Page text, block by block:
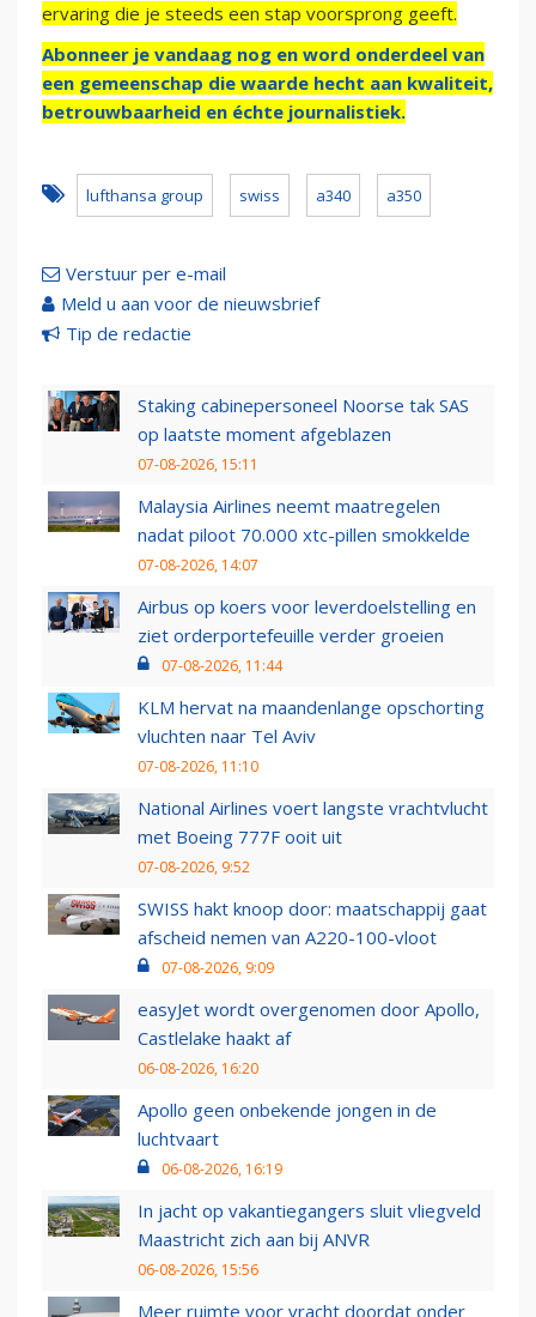
ervaring die je steeds een stap voorsprong geeft.
Abonneer je vandaag nog en word onderdeel van
een gemeenschap die waarde hecht aan kwaliteit,
betrouwbaarheid en échte journalistiek.
lufthansa group swiss a340 a350
Verstuur per e-mail
Meld u aan voor de nieuwsbrief
Tip de redactie
Staking cabinepersoneel Noorse tak SAS
op laatste moment afgeblazen
07-08-2026, 15:11
Malaysia Airlines neemt maatregelen
nadat piloot 70.000 xtc-pillen smokkelde
07-08-2026, 14:07
Airbus op koers voor leverdoelstelling en
ziet orderportefeuille verder groeien
07-08-2026, 11:44
KLM hervat na maandenlange opschorting
vluchten naar Tel Aviv
07-08-2026, 11:10
National Airlines voert langste vrachtvlucht
met Boeing 777F ooit uit
07-08-2026, 9:52
SWISS hakt knoop door: maatschappij gaat
afscheid nemen van A220-100-vloot
07-08-2026, 9:09
easyJet wordt overgenomen door Apollo,
Castlelake haakt af
06-08-2026, 16:20
Apollo geen onbekende jongen in de
luchtvaart
06-08-2026, 16:19
In jacht op vakantiegangers sluit vliegveld
Maastricht zich aan bij ANVR
06-08-2026, 15:56
Meer ruimte voor vracht doordat onder